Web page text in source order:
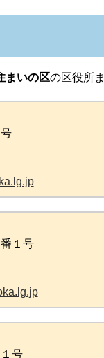
まいの区の区役所
１号
号